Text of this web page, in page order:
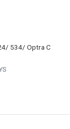
534/ Optra C